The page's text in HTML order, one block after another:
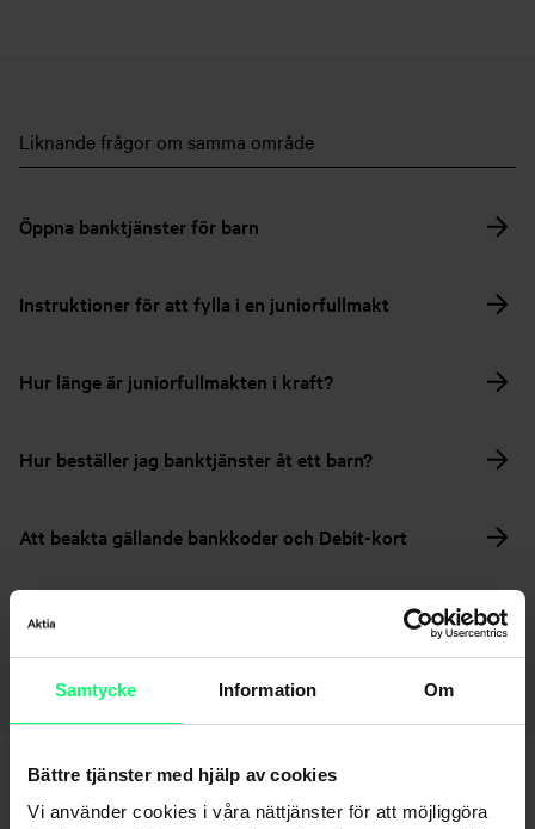
Samtycke Information Om
Bättre tjänster med hjälp av cookies
Vi använder cookies i våra nättjänster för att möjliggöra
Liknande frågor om samma område
Öppna banktjänster för barn
Instruktioner för att fylla i en juniorfullmakt
Hur länge är juniorfullmakten i kraft?
Hur beställer jag banktjänster åt ett barn?
Att beakta gällande bankkoder och Debit-kort